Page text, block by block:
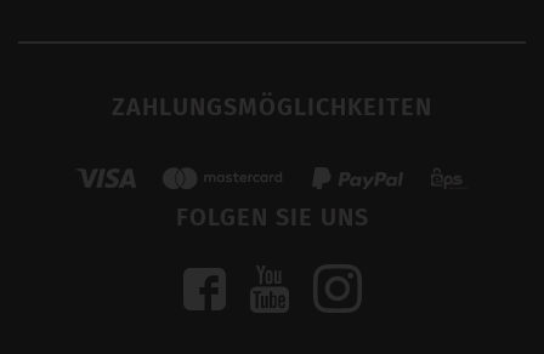
ZAHLUNGSMÖGLICHKEITEN
FOLGEN SIE UNS